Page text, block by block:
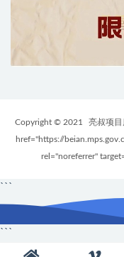
Copyright © 2021 亮叔项目
href="https://
rel="noreferrer"
```
```